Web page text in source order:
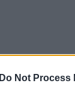
Do Not Process